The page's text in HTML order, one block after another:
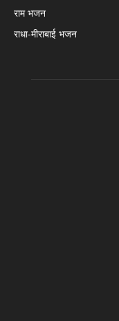
राम भजन
राधा-मीराबाई भजन